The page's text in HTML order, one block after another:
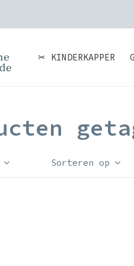
✂ KINDERKAPPER
Sorteren op